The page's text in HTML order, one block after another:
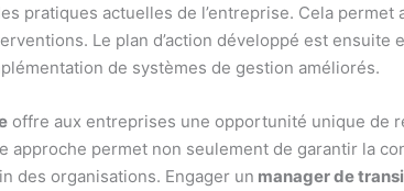
pratiques actuelles de l’entreprise. Cela permet
Le plan d’action développé est ensuite
de systèmes de gestion améliorés.
offre aux entreprises une opportunité unique de
approche permet non seulement de garantir la
des organisations. Engager un manager de